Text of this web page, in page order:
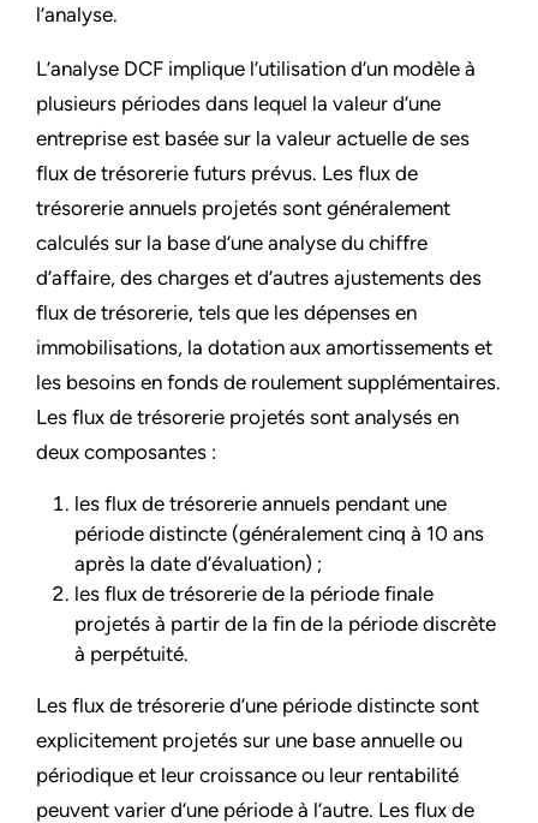
l’analyse.
L’analyse DCF implique l’utilisation d’un modèle à
plusieurs périodes dans lequel la valeur d’une
entreprise est basée sur la valeur actuelle de ses
flux de trésorerie futurs prévus. Les flux de
trésorerie annuels projetés sont généralement
calculés sur la base d’une analyse du chiffre
d’affaire, des charges et d’autres ajustements des
flux de trésorerie, tels que les dépenses en
immobilisations, la dotation aux amortissements et
les besoins en fonds de roulement supplémentaires.
Les flux de trésorerie projetés sont analysés en
deux composantes :
les flux de trésorerie annuels pendant une
période distincte (généralement cinq à 10 ans
après la date d’évaluation) ;
les flux de trésorerie de la période finale
projetés à partir de la fin de la période discrète
à perpétuité.
Les flux de trésorerie d’une période distincte sont
explicitement projetés sur une base annuelle ou
périodique et leur croissance ou leur rentabilité
peuvent varier d’une période à l’autre. Les flux de